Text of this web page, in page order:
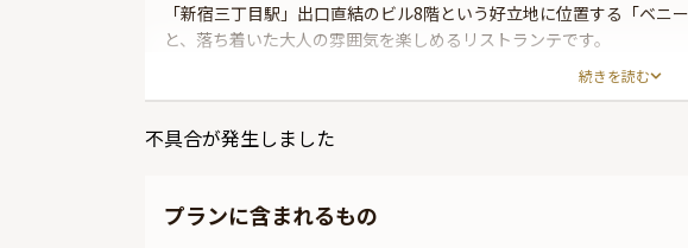
「新宿三丁目駅」出口直結のビル8階という好立地に位置する「ベ
と、落ち着いた大人の雰囲気を楽しめるリストランテです。
本プランでお召し上がりいただくのは、懐石料理の要素を取り入れ
続きを読む
不具合が発生しました
プランに含まれるもの